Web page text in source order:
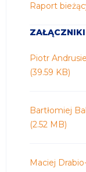
Pobierz
Raport
ZAŁĄCZNIKI
Pobierz
Piotr
(39.59 KB)
Pobierz
Bartłomiej
(2.52 MB)
Pobierz
Maciej